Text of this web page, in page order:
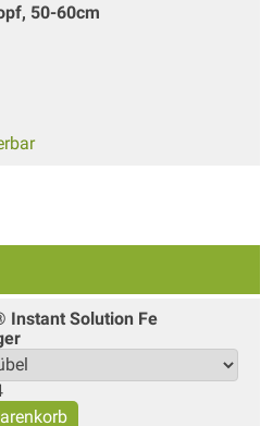
50-60cm
Instant Solution Fe